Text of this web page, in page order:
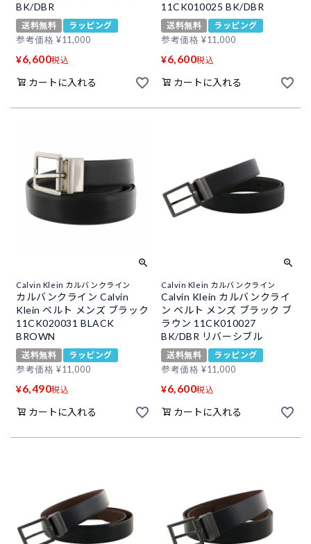
BK/DBR
送料無料
ラッピング
参考価格 ¥11,000
¥6,600税込
カートに入れる
11CK010025 BK/DBR
送料無料
ラッピング
参考価格 ¥11,000
¥6,600税込
カートに入れる
Calvin Klein カルバンクライン
カルバンクライン Calvin
Klein ベルト メンズ ブラック
11CK020031 BLACK
BROWN
送料無料
ラッピング
参考価格 ¥11,000
¥6,490税込
カートに入れる
Calvin Klein カルバンクライン
Calvin Klein カルバンクライ
ン ベルト メンズ ブラック ブ
ラウン 11CK010027
BK/DBR リバーシブル
送料無料
ラッピング
参考価格 ¥11,000
¥6,600税込
カートに入れる